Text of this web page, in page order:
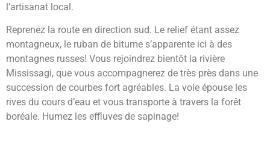
l’artisanat local.
Reprenez la route en direction sud. Le relief étant assez
montagneux, le ruban de bitume s’apparente ici à des
montagnes russes! Vous rejoindrez bientôt la rivière
Mississagi, que vous accompagnerez de très près dans une
succession de courbes fort agréables. La voie épouse les
rives du cours d’eau et vous transporte à travers la forêt
boréale. Humez les effluves de sapinage!